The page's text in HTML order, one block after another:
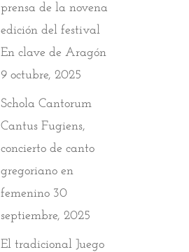
prensa de la novena
edición del festival
En clave de Aragón
9 octubre, 2025
Schola Cantorum
Cantus Fugiens,
concierto de canto
gregoriano en
femenino 30
septiembre, 2025
El tradicional Juego